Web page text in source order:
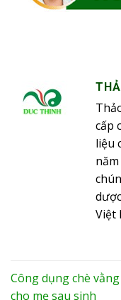
cấp
liệu
Việt
Công dụng chè
cho mẹ sau sinh